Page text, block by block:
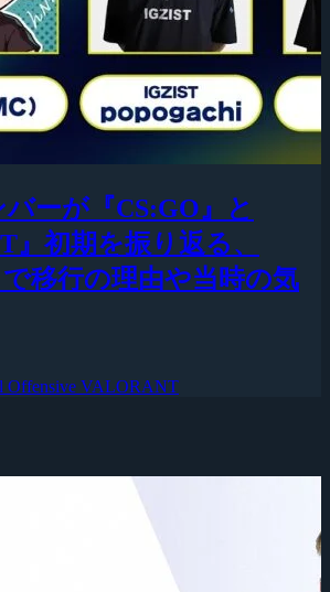
バーが『CS:GO』と
』初期を振り返る、
で移行の理由や当時の気
Offensive VALORANT